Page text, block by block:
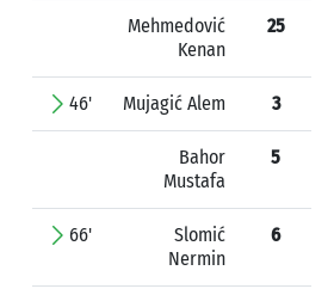
Mehmedović
Kenan
25
46' Mujagić Alem 3
Bahor
Mustafa
5
66'
Slomić
Nermin
6